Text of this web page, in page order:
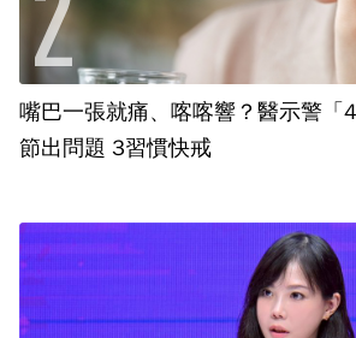
嘴巴一張就痛、喀喀響？醫示警「
節出問題 3習慣快戒